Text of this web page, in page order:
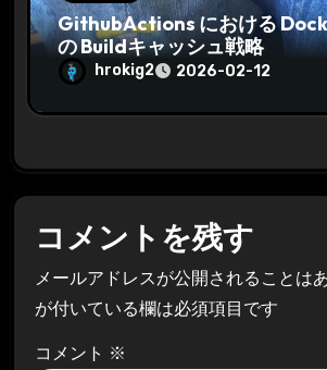
GithubActions における
の Buildキャッシュ戦略
hrokig2 2026-02-12
コメントを残す
メールアドレスが公開されることは
が付いている欄は必須項目です
コメント ※